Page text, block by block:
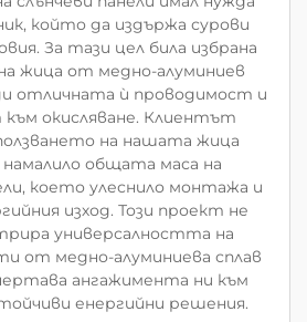
който да издържа сурови
За тази цел била избрана
жица от медно-алуминиев
отличната ѝ проводимост и
окисляване. Клиентът
на нашата жица
общата маса на
което улеснило монтажа и
изход. Този проект не
универсалността на
от медно-алуминиева сплав
ангажимента ни към
енергийни решения.